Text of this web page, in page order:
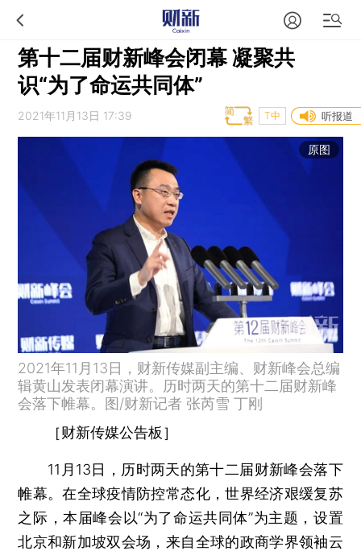
第十二届财新峰会闭幕 凝聚共
识“为了命运共同体”
2021年11月13日 17:39 听报道
T中
原图
2021年11月13日，财新传媒副主编、财新峰会总编
辑黄山发表闭幕演讲。历时两天的第十二届财新峰
会落下帷幕。图/财新记者 张芮雪 丁刚
［财新传媒公告板］
11月13日，历时两天的第十二届财新峰会落下
帷幕。在全球疫情防控常态化，世界经济艰缓复苏
之际，本届峰会以“为了命运共同体”为主题，设置
北京和新加坡双会场，来自全球的政商学界领袖云